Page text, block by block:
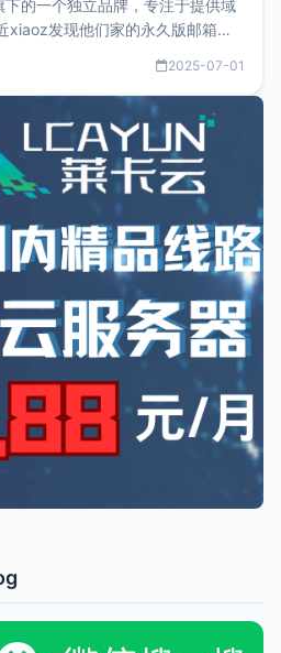
的一个独立品牌，专注于提供域
xiaoz发现他们家的永久版邮箱服
试一下 NameCrane。注册
支持直接注册，必须要购买
2025-07-01